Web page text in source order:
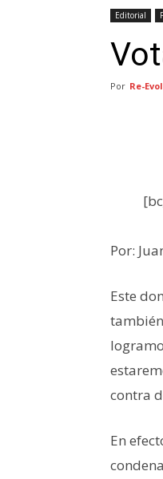
Editorial
Por Re-
Por:
Este
contra
En